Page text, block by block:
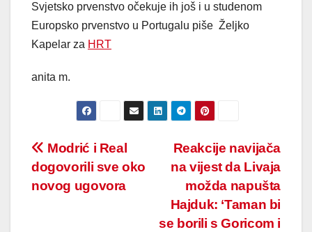
Svjetsko prvenstvo očekuje ih još i u studenom
Europsko prvenstvo u Portugalu piše Željko
Kapelar za HRT
anita m.
Post
navigation
Reakcije navijača
na vijest da Livaja
možda napušta
Hajduk: ‘Taman bi
se borili s Goricom i
Modrić i Real
dogovorili sve oko
novog ugovora